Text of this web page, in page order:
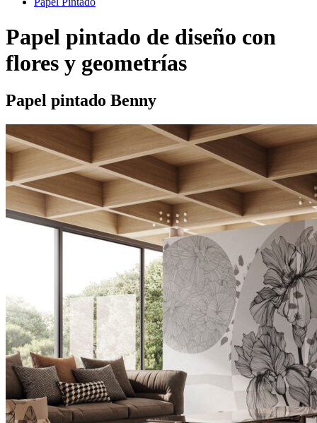
Papel pintado de diseño con
flores y geometrías
Papel pintado Benny